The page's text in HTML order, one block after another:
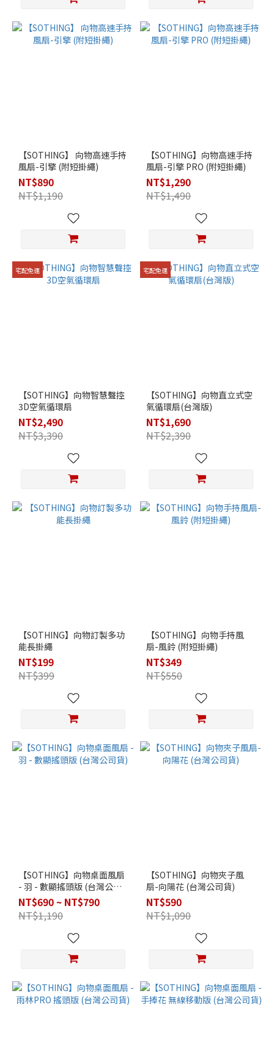
【SOTHING】 向物高速手持
風扇-引擎 (附短掛繩)
NT$890
NT$1,190
【SOTHING】向物高速手持
風扇-引擎 PRO (附短掛繩)
NT$1,290
NT$1,490
宅配免運
【SOTHING】向物智慧聲控
3D空氣循環扇
NT$2,490
NT$3,390
宅配免運
【SOTHING】向物直立式空
氣循環扇(台灣版)
NT$1,690
NT$2,390
【SOTHING】向物訂製多功
能長掛繩
NT$199
NT$399
【SOTHING】向物手持風
扇-風鈴 (附短掛繩)
NT$349
NT$550
【SOTHING】向物桌面風扇
- 羽 - 數顯搖頭版 (台灣公司
貨)
NT$690 ~ NT$790
NT$1,190
【SOTHING】向物夾子風
扇-向陽花 (台灣公司貨)
NT$590
NT$1,090